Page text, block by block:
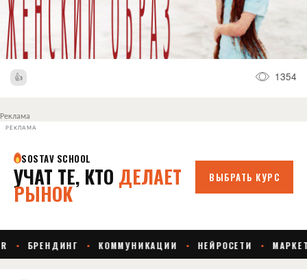
1354
Реклама
РЕКЛАМА